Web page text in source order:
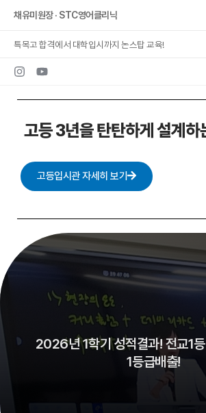
건너뛰기채유미원장 · STC영어클리닉
특목고 합격에서 대학입시까지 논스탑 교육!
고등 3년을 탄탄하게 설계하
고등입시관 자세히 보기
2026년 1학기 성적결과! 전교1
1등급배출!